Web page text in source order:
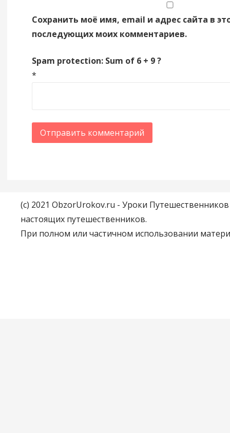
Сохранить моё имя, email и адрес сайта в
последующих моих комментариев.
Spam protection: Sum of 6 + 9 ?
*
(c) 2021 ObzorUrokov.ru - Уроки
настоящих путешественников.
При полном или частичном использовании